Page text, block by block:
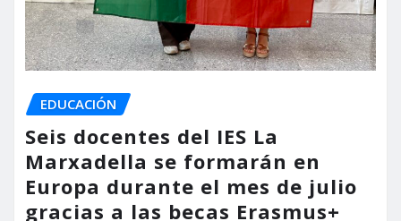
EDUCACIÓN
Seis docentes del IES La
Marxadella se formarán en
Europa durante el mes de julio
gracias a las becas Erasmus+